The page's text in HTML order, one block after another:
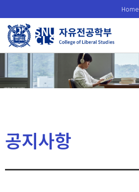
로
메
Home
공지사항